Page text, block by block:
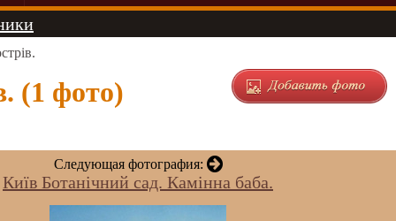
(1 фото)
Следующая фотография:
Київ Ботанічний сад. Камінна баба.